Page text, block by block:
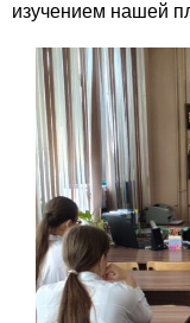
изучением нашей